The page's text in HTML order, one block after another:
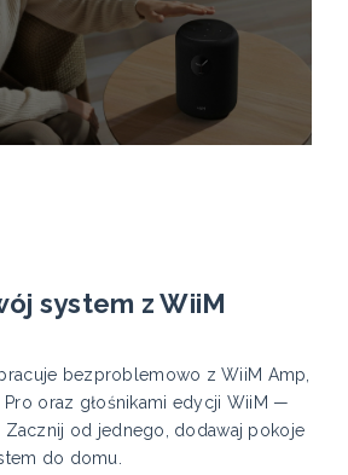
system z WiiM
bezproblemowo z WiiM Amp,
Pro oraz głośnikami edycji WiiM —
Zacznij od jednego, dodawaj pokoje
do domu.